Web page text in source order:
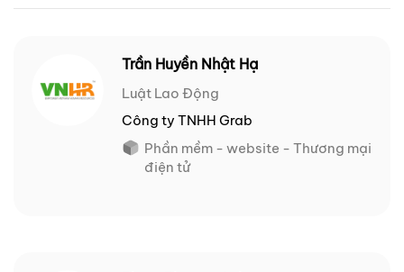
Trần Huyền Nhật Hạ
Luật Lao Động
Công ty TNHH Grab
Phần mềm - website - Thương mại
điện tử